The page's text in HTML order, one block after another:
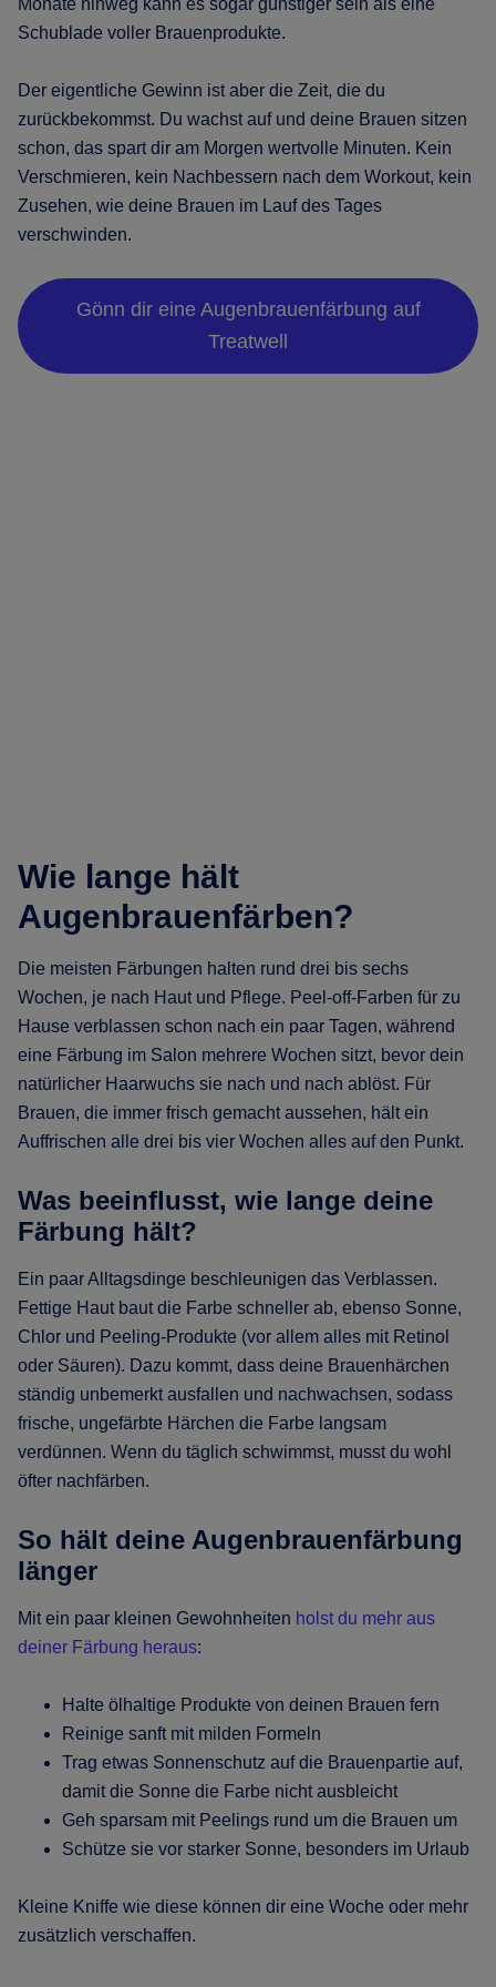
Monate hinweg kann es sogar günstiger sein als eine
Schublade voller Brauenprodukte.
Der eigentliche Gewinn ist aber die Zeit, die du
zurückbekommst. Du wachst auf und deine Brauen sitzen
schon, das spart dir am Morgen wertvolle Minuten. Kein
Verschmieren, kein Nachbessern nach dem Workout, kein
Zusehen, wie deine Brauen im Lauf des Tages
verschwinden.
Gönn dir eine Augenbrauenfärbung auf
Treatwell
Wie lange hält
Augenbrauenfärben?
Die meisten Färbungen halten rund drei bis sechs
Wochen, je nach Haut und Pflege. Peel-off-Farben für zu
Hause verblassen schon nach ein paar Tagen, während
eine Färbung im Salon mehrere Wochen sitzt, bevor dein
natürlicher Haarwuchs sie nach und nach ablöst. Für
Brauen, die immer frisch gemacht aussehen, hält ein
Auffrischen alle drei bis vier Wochen alles auf den Punkt.
Was beeinflusst, wie lange deine
Färbung hält?
Ein paar Alltagsdinge beschleunigen das Verblassen.
Fettige Haut baut die Farbe schneller ab, ebenso Sonne,
Chlor und Peeling-Produkte (vor allem alles mit Retinol
oder Säuren). Dazu kommt, dass deine Brauenhärchen
ständig unbemerkt ausfallen und nachwachsen, sodass
frische, ungefärbte Härchen die Farbe langsam
verdünnen. Wenn du täglich schwimmst, musst du wohl
öfter nachfärben.
So hält deine Augenbrauenfärbung
länger
Mit ein paar kleinen Gewohnheiten holst du mehr aus
deiner Färbung heraus:
Halte ölhaltige Produkte von deinen Brauen fern
Reinige sanft mit milden Formeln
Trag etwas Sonnenschutz auf die Brauenpartie auf,
damit die Sonne die Farbe nicht ausbleicht
Geh sparsam mit Peelings rund um die Brauen um
Schütze sie vor starker Sonne, besonders im Urlaub
Kleine Kniffe wie diese können dir eine Woche oder mehr
zusätzlich verschaffen.